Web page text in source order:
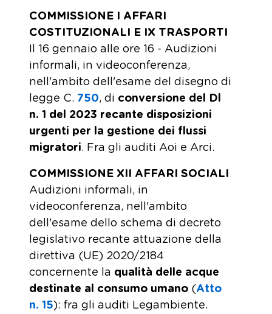
COMMISSIONE I AFFARI
COSTITUZIONALI E IX TRASPORTI
Il 16 gennaio alle ore 16 - Audizioni
informali, in videoconferenza,
nell'ambito dell'esame del disegno di
legge C. 750, di conversione del Dl
n. 1 del 2023 recante disposizioni
urgenti per la gestione dei flussi
migratori. Fra gli auditi Aoi e Arci.
COMMISSIONE XII AFFARI SOCIALI
Audizioni informali, in
videoconferenza, nell'ambito
dell'esame dello schema di decreto
legislativo recante attuazione della
direttiva (UE) 2020/2184
concernente la qualità delle acque
destinate al consumo umano (Atto
n. 15): fra gli auditi Legambiente.